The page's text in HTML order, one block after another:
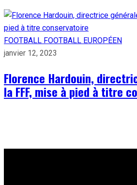
FOOTBALL FOOTBALL EUROPÉEN
janvier 12, 2023
Florence Hardouin,
la FFF, mise à pied à titre